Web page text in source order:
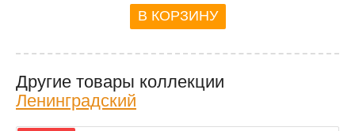
В КОРЗИНУ
Другие товары коллекции
Ленинградский